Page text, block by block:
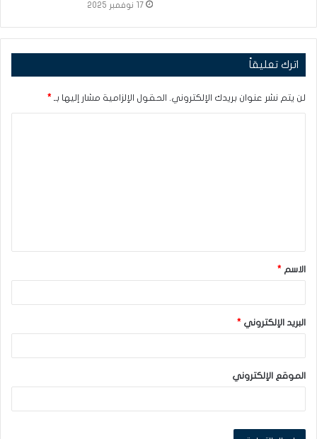
17 نوفمبر 2025
اترك تعليقاً
لن يتم نشر عنوان بريدك الإلكتروني. الحقول الإلزامية مشار إليها بـ *
ق
*الاسم *
البريد الإلكتروني *
الموقع الإلكتروني